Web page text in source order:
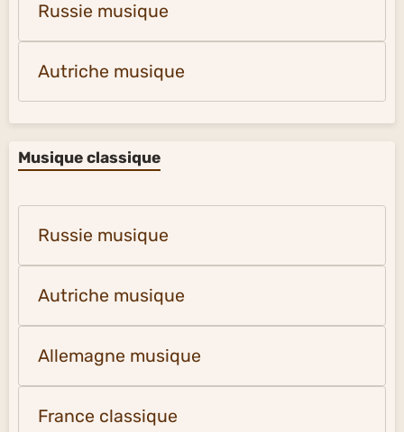
Russie musique
Autriche musique
Musique classique
Russie musique
Autriche musique
Allemagne musique
France classique